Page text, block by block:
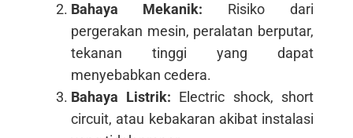
Bahaya Mekanik: Risiko dari
pergerakan mesin, peralatan berputar,
tekanan tinggi yang dapat
menyebabkan cedera.
Bahaya Listrik: Electric shock, short
circuit, atau kebakaran akibat instalasi